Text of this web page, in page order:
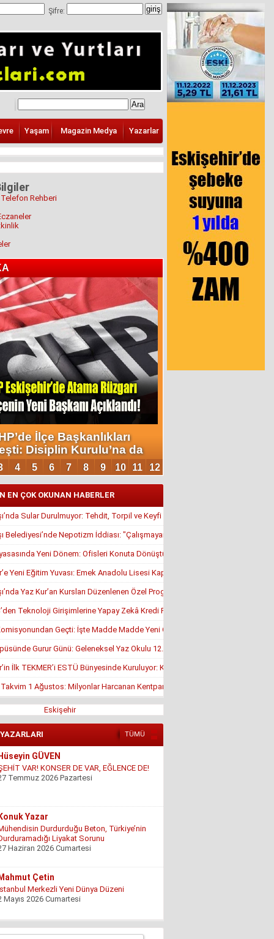
Şifre:
Yaşam Magazin Medya Yazarlar
Rehberi
EN ÇOK OKUNAN HABERLER
Sular Durulmuyor: Tehdit, Torpil ve Keyfi Atamalar Gündemde
Belediyesi’nde Nepotizm İddiası: "Çalışmayan Kaldı, Çavuş İstifa Ettirildi"
Yeni Dönem: Ofisleri Konuta Dönüştürmek İçin Son Tarih 1
Yeni Eğitim Yuvası: Emek Anadolu Lisesi Kapılarını Açmaya Hazırlanıyor
Yaz Kur’an Kursları Düzenlenen Özel Programla Açıldı
Teknoloji Girişimlerine Yapay Zekâ Kredi Programı
Geçti: İşte Madde Madde Yeni Öğrenci Affı Rehberi
Gurur Günü: Geleneksel Yaz Okulu 12. Kez Kapanış Yaptı
İlk TEKMER’i ESTÜ Bünyesinde Kuruluyor: KOSGEB Onayı Geldi
Takvim 1 Ağustos: Milyonlar Harcanan Kentpark Plajı Ne Zaman Açılacak?
Eskişehir
TÜMÜ
GÜVEN
ŞEHİT VAR! KONSER DE VAR, EĞLENCE DE!
Temmuz 2026 Pazartesi
Yazar
Mühendisin Durdurduğu Beton, Türkiye’nin
Liyakat Sorunu
Haziran 2026 Cumartesi
Çetin
Merkezli Yeni Dünya Düzeni
Mayıs 2026 Cumartesi
Turan